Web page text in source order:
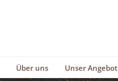
Über uns Unser Angebot